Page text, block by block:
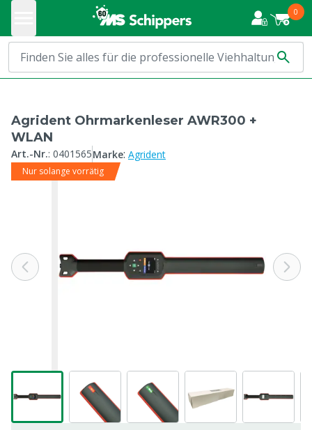
0
Agrident Ohrmarkenleser AWR300 +
WLAN
Art.-Nr.: 0401565Marke: Agrident
Nur solange vorrätig